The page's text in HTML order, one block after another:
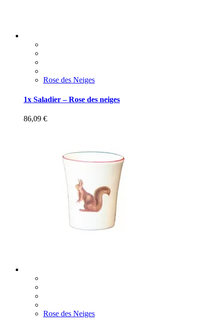
Rose des Neiges
1x Saladier – Rose des neiges
86,09 €
Rose des Neiges